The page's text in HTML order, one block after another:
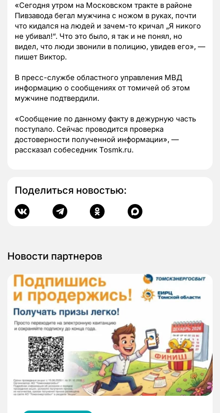
«Сегодня утром на Московском тракте в районе
Пивзавода бегал мужчина с ножом в руках, почти
что кидался на людей и зачем-то кричал „Я никого
не убивал!“. Что это было, я так и не понял, но
видел, что люди звонили в полицию, увидев его», —
пишет Виктор.
В пресс-службе областного управления МВД
информацию о сообщениях от томичей об этом
мужчине подтвердили.
«Сообщение по данному факту в дежурную часть
поступало. Сейчас проводится проверка
достоверности полученной информации», —
рассказал собеседник Tosmk.ru.
Поделиться новостью:
Новости партнеров